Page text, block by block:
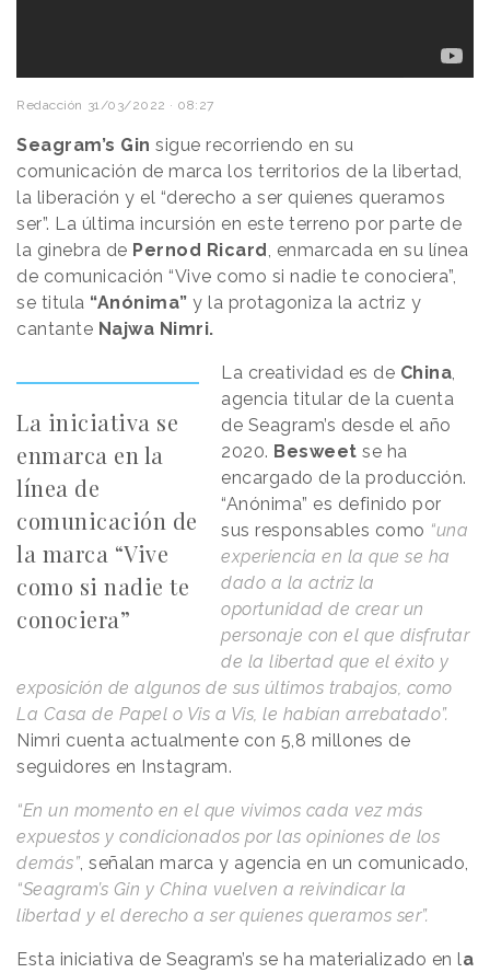
Redacción 31/03/2022 · 08:27
Seagram’s Gin sigue recorriendo en su
comunicación de marca los territorios de la libertad,
la liberación y el “derecho a ser quienes queramos
ser”. La última incursión en este terreno por parte de
la ginebra de Pernod Ricard, enmarcada en su línea
de comunicación “Vive como si nadie te conociera”,
se titula “Anónima” y la protagoniza la actriz y
cantante Najwa Nimri.
La iniciativa se
enmarca en la
línea de
comunicación de
la marca “Vive
como si nadie te
conociera”
La creatividad es de China,
agencia titular de la cuenta
de Seagram’s desde el año
2020. Besweet se ha
encargado de la producción.
“Anónima” es definido por
sus responsables como “una
experiencia en la que se ha
dado a la actriz la
oportunidad de crear un
personaje con el que disfrutar
de la libertad que el éxito y
exposición de algunos de sus últimos trabajos, como
La Casa de Papel o Vis a Vis, le habían arrebatado”.
Nimri cuenta actualmente con 5,8 millones de
seguidores en Instagram.
“En un momento en el que vivimos cada vez más
expuestos y condicionados por las opiniones de los
demás”, señalan marca y agencia en un comunicado,
“Seagram’s Gin y China vuelven a reivindicar la
libertad y el derecho a ser quienes queramos ser”.
Esta iniciativa de Seagram’s se ha materializado en la